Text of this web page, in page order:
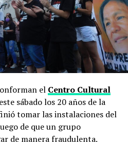
May 3, 2022
el Centro Cultural
sábado los 20 años de la
tomar las instalaciones del
de que un grupo
de manera fraudulenta.